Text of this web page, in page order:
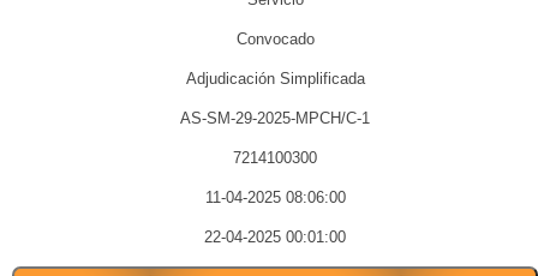
Convocado
Adjudicación Simplificada
AS-SM-29-2025-MPCH/C-1
7214100300
11-04-2025 08:06:00
22-04-2025 00:01:00